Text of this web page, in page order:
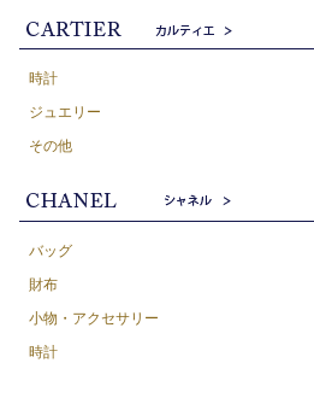
時計
ジュエリー
その他
バッグ
財布
小物・アクセサリー
時計